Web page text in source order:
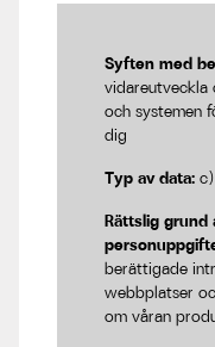
Syften med
och systemen
dig
Typ av data:
Rättslig grund
berättigade
webbplatser
om våran